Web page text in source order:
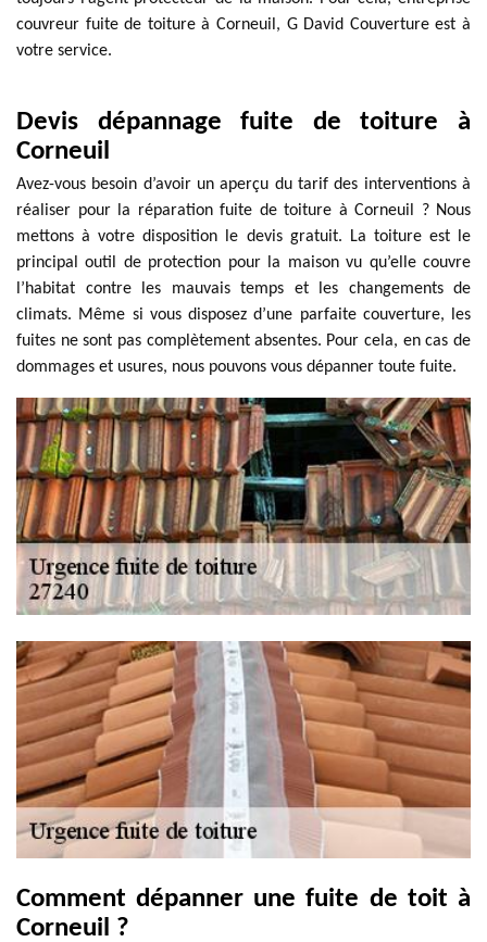
couvreur fuite de toiture à Corneuil, G David Couverture est à
votre service.
Devis dépannage fuite de toiture à
Corneuil
Avez-vous besoin d’avoir un aperçu du tarif des interventions à
réaliser pour la réparation fuite de toiture à Corneuil ? Nous
mettons à votre disposition le devis gratuit. La toiture est le
principal outil de protection pour la maison vu qu’elle couvre
l’habitat contre les mauvais temps et les changements de
climats. Même si vous disposez d’une parfaite couverture, les
fuites ne sont pas complètement absentes. Pour cela, en cas de
dommages et usures, nous pouvons vous dépanner toute fuite.
Comment dépanner une fuite de toit à
Corneuil ?